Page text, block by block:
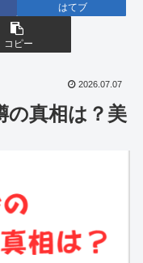
はてブ
コピー
2026.07.07
の真相は？美